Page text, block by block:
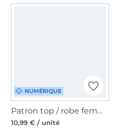
NUMÉRIQUE
Patron top / robe femme pdf Das Sommerding Four Chapter, en allemand
10,99 € / unité